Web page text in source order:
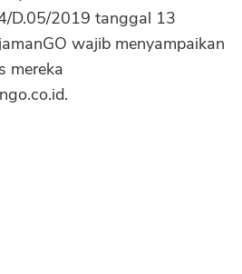
D.05/2019 tanggal 13
wajib menyampaikan
mereka